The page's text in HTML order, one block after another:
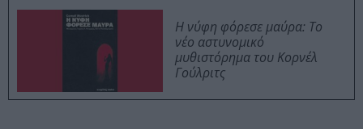
Η νύφη φόρεσε μαύρα: Το
νέο αστυνομικό
μυθιστόρημα του Κορνέλ
Γούλριτς